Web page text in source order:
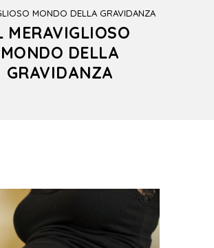
MONDO DELLA GRAVIDANZA
MERAVIGLIOSO
MONDO DELLA
GRAVIDANZA